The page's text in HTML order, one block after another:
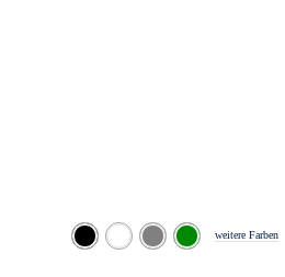
weitere Farben